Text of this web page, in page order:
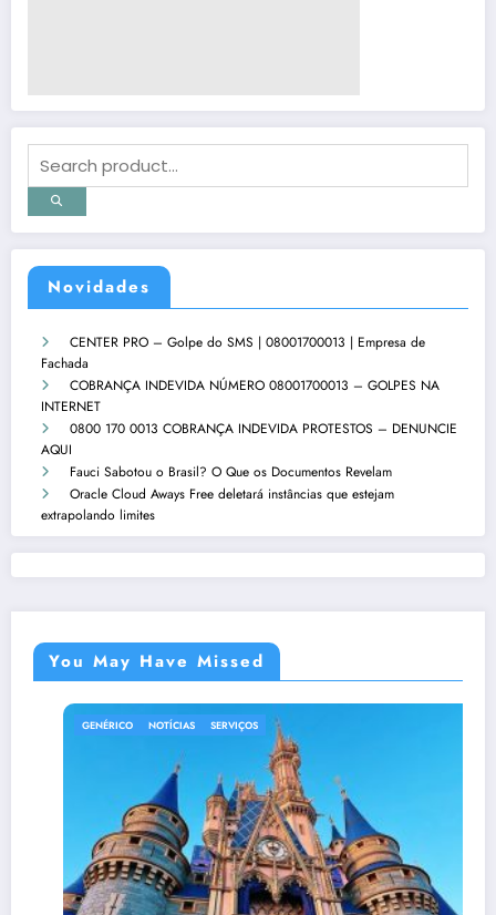
Novidades
CENTER PRO – Golpe do SMS | 08001700013 | Empresa de
Fachada
COBRANÇA INDEVIDA NÚMERO 08001700013 – GOLPES NA
INTERNET
0800 170 0013 COBRANÇA INDEVIDA PROTESTOS – DENUNCIE
AQUI
Fauci Sabotou o Brasil? O Que os Documentos Revelam
Oracle Cloud Aways Free deletará instâncias que estejam
extrapolando limites
You May Have Missed
GENÉRICO NOTÍCIAS SERVIÇOS